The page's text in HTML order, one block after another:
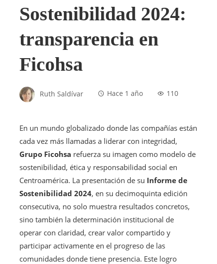
Sostenibilidad 2024:
transparencia en
Ficohsa
Ruth Saldívar Hace 1 año 110
En un mundo globalizado donde las compañías están
cada vez más llamadas a liderar con integridad,
Grupo Ficohsa refuerza su imagen como modelo de
sostenibilidad, ética y responsabilidad social en
Centroamérica. La presentación de su Informe de
Sostenibilidad 2024, en su decimoquinta edición
consecutiva, no solo muestra resultados concretos,
sino también la determinación institucional de
operar con claridad, crear valor compartido y
participar activamente en el progreso de las
comunidades donde tiene presencia. Este logro